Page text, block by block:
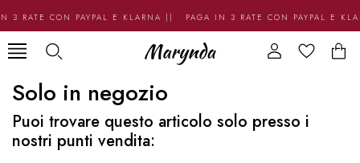
3 RATE CON PAYPAL E KLARNA || PAGA IN 3 RATE CON PAYPAL E
Solo in negozio
Puoi trovare questo articolo solo presso i
nostri punti vendita: